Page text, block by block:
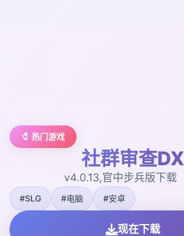
🧷 热门游戏
社群审查DX
v4.0.13,官中步兵版下载
#SLG #电脑 #安卓
现在下载